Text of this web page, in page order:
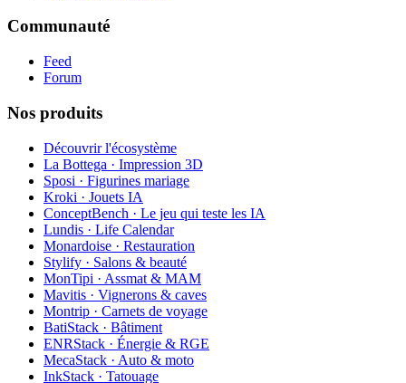
Communauté
Feed
Forum
Nos produits
Découvrir l'écosystème
La Bottega · Impression 3D
Sposi · Figurines mariage
Kroki · Jouets IA
ConceptBench · Le jeu qui teste les IA
Lundis · Life Calendar
Monardoise · Restauration
Stylify · Salons & beauté
MonTipi · Assmat & MAM
Mavitis · Vignerons & caves
Montrip · Carnets de voyage
BatiStack · Bâtiment
ENRStack · Énergie & RGE
MecaStack · Auto & moto
InkStack · Tatouage